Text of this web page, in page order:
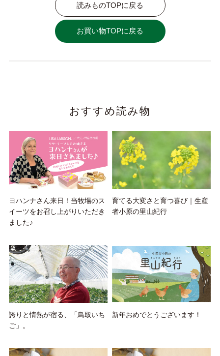
読みものTOPに戻る
お買い物TOPに戻る
おすすめ読み物
ヨハンナさん来日！当牧場のス
イーツをお召し上がりいただき
ました♪
育てる大変さと育つ喜び｜生産
者小原の里山紀行
誇りと情熱が宿る、「鳥取いち
ご」。
新年おめでとうございます！